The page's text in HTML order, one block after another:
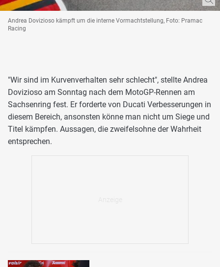
Andrea Dovizioso kämpft um die interne Vormachtstellung, Foto: Pramac
Racing
"Wir sind im Kurvenverhalten sehr schlecht", stellte Andrea
Dovizioso am Sonntag nach dem MotoGP-Rennen am
Sachsenring fest. Er forderte von Ducati Verbesserungen in
diesem Bereich, ansonsten könne man nicht um Siege und
Titel kämpfen. Aussagen, die zweifelsohne der Wahrheit
entsprechen.